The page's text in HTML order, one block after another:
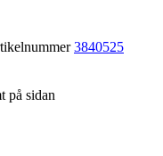
3840525
på sidan